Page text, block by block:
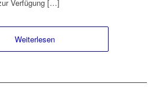
Verfügung […]
Weiterlesen